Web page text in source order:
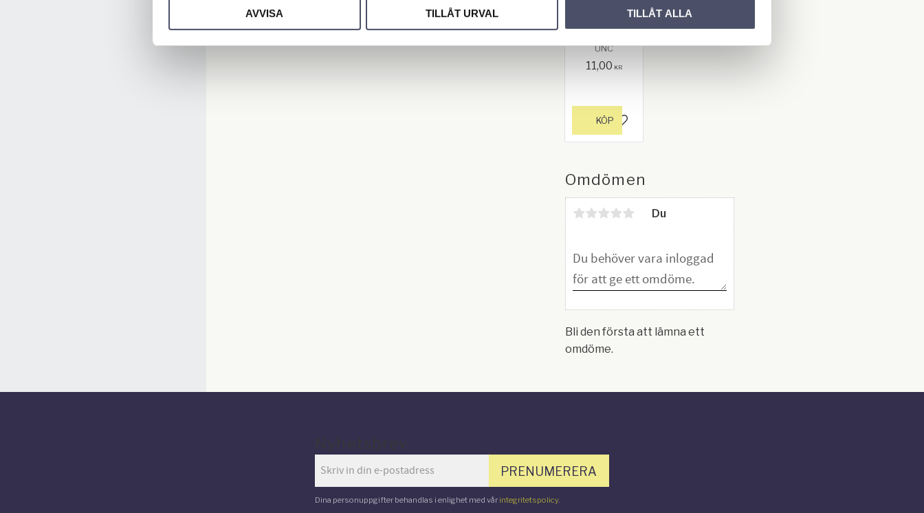
AVVISA TILLÅT URVAL TILLÅT ALLA
Omdömen
Du
Bli den första att lämna ett
omdöme.
stång - St
UNC
11,00 KR
Lägg till i favoriter
KÖP
PRENUMERERA
Dina personuppgifter behandlas i enlighet med vår integritetspolicy.